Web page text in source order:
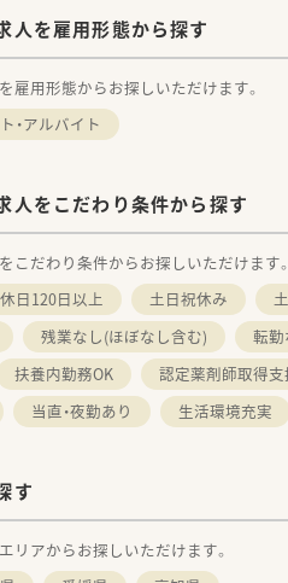
人を雇用形態から探す
雇用形態からお探しいただけます。
・アルバイト
人をこだわり条件から探す
こだわり条件からお探しいただけます。
日120日以上 土日祝休み
残業なし(ほぼなし含む) 転勤
扶養内勤務OK 認定薬剤師取得支
当直・夜勤あり 生活環境充実
す
リアからお探しいただけます。